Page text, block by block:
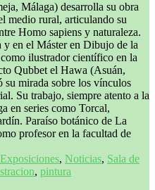
Málaga) desarrolla su obra
medio rural, articulando su
Homo sapiens y naturaleza.
en el Máster en Dibujo de la
ilustrador científico en la
Qubbet el Hawa (Asuán,
mirada sobre los vínculos
Su trabajo, siempre atento a la
en series como Torcal,
Paraíso botánico de La
profesor en la facultad de
Exposiciones, Noticias, Sala de
, pintura